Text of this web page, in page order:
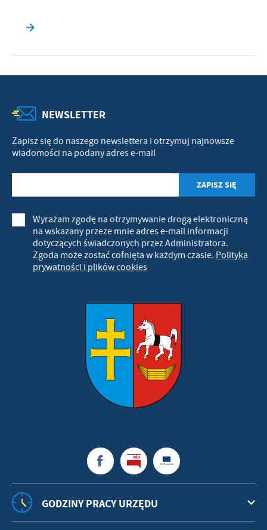
NEWSLETTER
Zapisz się do naszego newslettera i otrzymuj najnowsze
wiadomości na podany adres e-mail
Wyrażam zgodę na otrzymywanie drogą elektroniczną
na wskazany przeze mnie adres e-mail informacji
dotyczących świadczonych przez Administratora.
Zgoda może zostać cofnięta w każdym czasie. Polityka
prywatności i plików cookies
GODZINY PRACY URZĘDU